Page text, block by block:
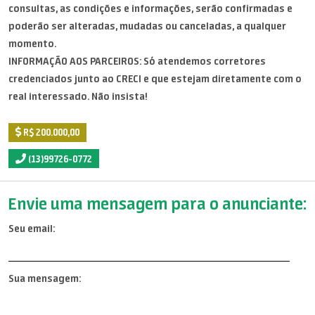
consultas, as condições e informações, serão confirmadas e
poderão ser alteradas, mudadas ou canceladas, a qualquer
momento.
INFORMAÇÃO AOS PARCEIROS: Só atendemos corretores
credenciados junto ao CRECI e que estejam diretamente com o
real interessado. Não insista!
R$ 200.000,00
(13)99726-0772
Envie uma mensagem para o anunciante:
Seu email:
Sua mensagem: